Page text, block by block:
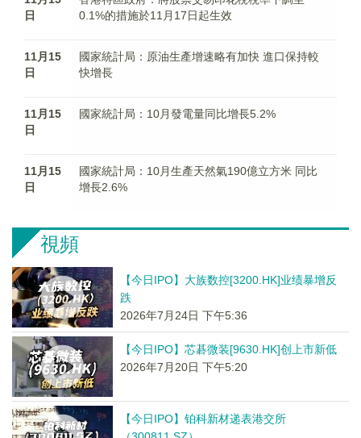
日
0.1%的措施於11月17日起生效
11月15
日
國家統計局：原油生產增速略有加快 進口保持較
快增長
11月15
日
國家統計局：10月發電量同比增長5.2%
11月15
日
國家統計局：10月生產天然氣190億立方米 同比
增長2.6%
視頻
【今日IPO】大族数控[3200.HK]业绩暴增反
跌
2026年7月24日 下午5:36
【今日IPO】芯碁微装[9630.HK]创上市新低
2026年7月20日 下午5:20
【今日IPO】铂科新材递表港交所